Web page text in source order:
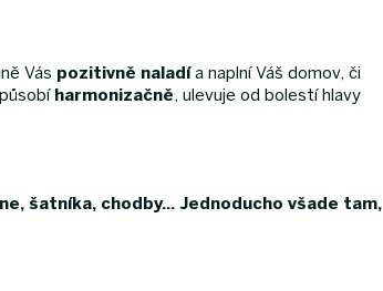
Vás pozitivně naladí a naplní Váš domov, či
harmonizačně , ulevuje od bolestí hlavy
šatníka, chodby... Jednoducho všade tam,